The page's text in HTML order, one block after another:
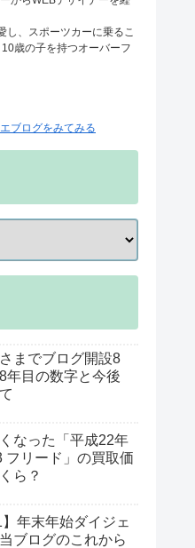
し、スポーツカーに乗るこ
歳の子を持つオーバーフ
ブログをみてみる
までブログ開設8
年目の数字と今後
なった「平成22年
フリード」の買取価
ら？
】年末年始ダイジェ
ブログのこれから